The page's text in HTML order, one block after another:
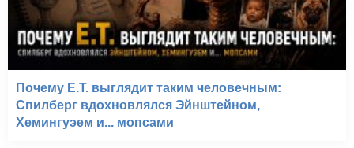
Почему E.T. выглядит таким человечным:
Спилберг вдохновлялся Эйнштейном,
Хемингуэем и... мопсами